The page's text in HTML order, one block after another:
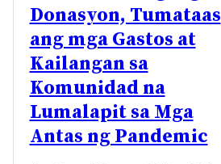
Donasyon, Tumataas
ang mga Gastos at
Kailangan sa
Komunidad na
Lumalapit sa Mga
Antas ng Pandemic